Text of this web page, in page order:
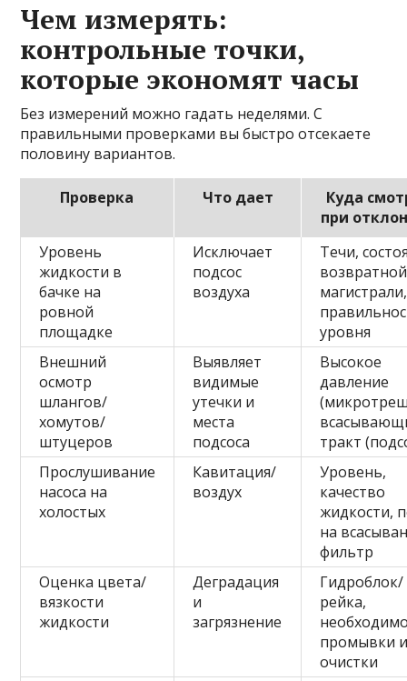
Чем измерять:
контрольные точки,
которые экономят часы
Без измерений можно гадать неделями. С
правильными проверками вы быстро отсекаете
половину вариантов.
Проверка Что дает
Куда
при
Уровень
жидкости в
бачке на
ровной
площадке
Исключает
подсос
воздуха
Течи,
возвратной
магистрали,
уровня
Внешний
осмотр
шлангов/
хомутов/
штуцеров
Выявляет
видимые
утечки и
места
подсоса
Высокое
давление
тракт
Прослушивание
насоса на
холостых
Кавитация/
воздух
Уровень,
качество
жидкости,
на
фильтр
Оценка цвета/
вязкости
жидкости
Деградация
и
загрязнение
Гидроблок/
рейка,
промывки
очистки